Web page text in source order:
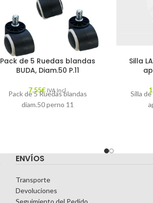
Pack de 5 Ruedas blandas
BUDA, Diam.50 P.11
7,55€ IVA Incl.
Pack de 5 Ruedas blandas
diam.50 perno 11
Silla
Silla
ENVÍOS
Transporte
Devoluciones
Seguimiento del Pedido